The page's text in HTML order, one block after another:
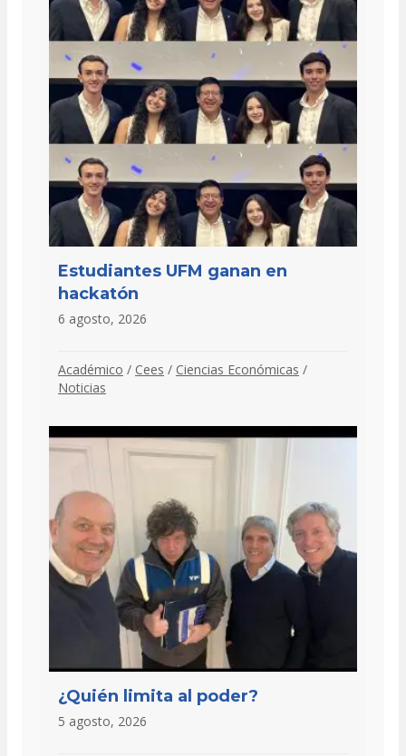
Estudiantes UFM ganan en
hackatón
6 agosto, 2026
Académico / Cees / Ciencias Económicas /
Noticias
¿Quién limita al poder?
5 agosto, 2026